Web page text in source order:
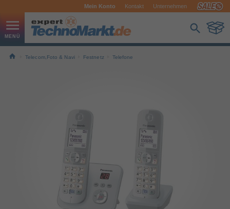
Mein Konto Kontakt Unternehmen
Telecom,Foto & Navi Festnetz Telefone